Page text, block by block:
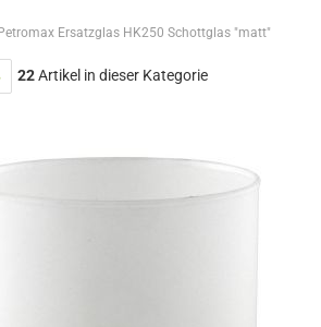
Petromax Ersatzglas HK250 Schottglas "matt"
22Artikel in dieser Kategorie